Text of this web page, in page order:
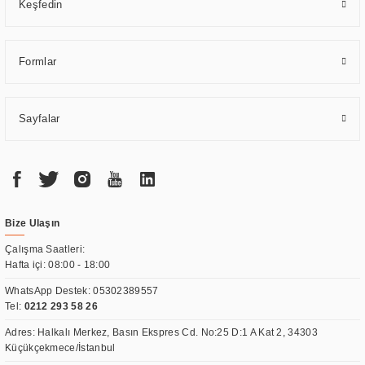
Keşfedin
Formlar
Sayfalar
Bize Ulaşın
Çalışma Saatleri:
Hafta içi: 08:00 - 18:00
WhatsApp Destek:05302389557
Tel: 0212 293 58 26
Adres: Halkalı Merkez, Basın Ekspres Cd. No:25 D:1 A Kat 2, 34303
Küçükçekmece/İstanbul